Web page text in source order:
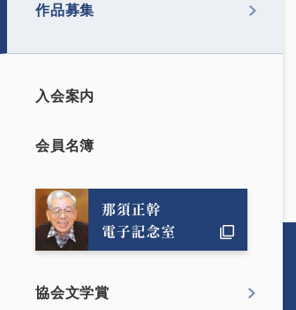
作品募集
入会案内
会員名簿
協会文学賞